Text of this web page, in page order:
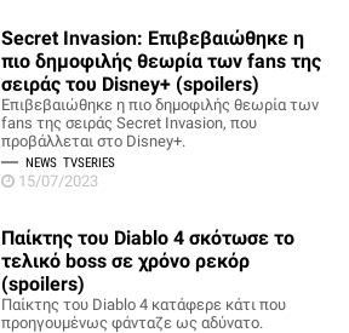
Secret Invasion: Επιβεβαιώθηκε η
πιο δημοφιλής θεωρία των fans της
σειράς του Disney+ (spoilers)
Επιβεβαιώθηκε η πιο δημοφιλής θεωρία των
fans της σειράς Secret Invasion, που
προβάλλεται στο Disney+.
NEWS TVSERIES
15/07/2023
Παίκτης του Diablo 4 σκότωσε το
τελικό boss σε χρόνο ρεκόρ
(spoilers)
Παίκτης του Diablo 4 κατάφερε κάτι που
προηγουμένως φάνταζε ως αδύνατο.